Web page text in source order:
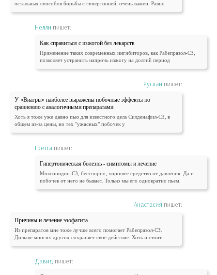
остальных способов борьбы с гипертонией, очень важен. Равно
Нелли пишет:
Как справиться с изжогой без лекарств
Применение таких современных ингибиторов, как Рабепразол-СЗ,
позволяет устранить напрочь изжогу на долгий период
Руслан пишет:
У «Виагры» наиболее выражены побочные эффекты по
сравнению с аналогичными препаратами
Хоть я тоже уже давно пью для известного дела Силденафил-СЗ, в
общем из-за цены, но тех "ужасных" побочек у
Гретта пишет:
Гипертоническая болезнь - симптомы и лечение
Моксонидин-СЗ, бесспорно, хорошее средство от давления. Да и
побочек от него не бывает. Только мы его однократно пьем.
Анастасия пишет:
Причины и лечение эзофагита
Из препаратов мне тоже лучше всего помогает Рабепразол-СЗ.
Дольше многих других сохраняет свое действие. Хоть и стоит
Давид пишет: